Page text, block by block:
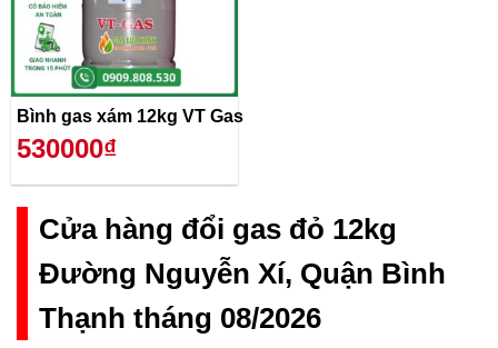
Bình gas xám 12kg VT Gas
530000₫
Cửa hàng đổi gas đỏ 12kg
Đường Nguyễn Xí, Quận Bình
Thạnh tháng 08/2026